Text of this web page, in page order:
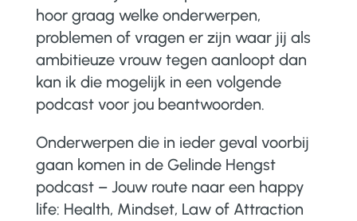
hoor graag welke onderwerpen,
problemen of vragen er zijn waar jij als
ambitieuze vrouw tegen aanloopt dan
kan ik die mogelijk in een volgende
podcast voor jou beantwoorden.
Onderwerpen die in ieder geval voorbij
gaan komen in de Gelinde Hengst
podcast – Jouw route naar een happy
life: Health, Mindset, Law of Attraction